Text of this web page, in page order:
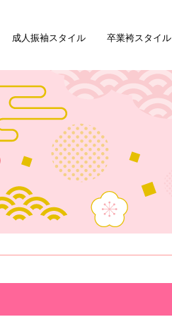
成人振袖スタイル 卒業袴スタイル